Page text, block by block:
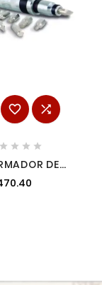
 
   
DE
MIKELS
14